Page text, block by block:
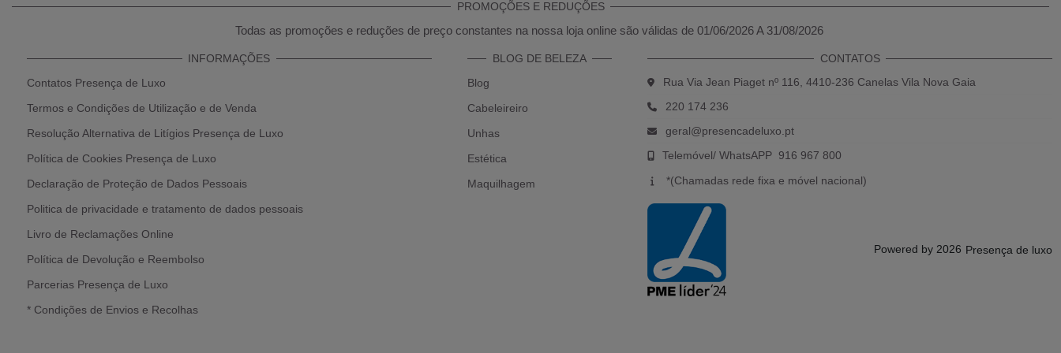
PROMOÇÕES E REDUÇÕES
Todas as promoções e reduções de preço constantes na nossa loja online são válidas de 01/06/2026 A 31/08/2026
INFORMAÇÕES
Contatos Presença de Luxo
Termos e Condições de Utilização e de Venda
Resolução Alternativa de Litígios Presença de Luxo
Política de Cookies Presença de Luxo
Declaração de Proteção de Dados Pessoais
Politica de privacidade e tratamento de dados pessoais
Livro de Reclamações Online
Política de Devolução e Reembolso
Parcerias Presença de Luxo
* Condições de Envios e Recolhas
BLOG DE BELEZA
Blog
Cabeleireiro
Unhas
Estética
Maquilhagem
CONTATOS
Rua Via Jean Piaget nº 116, 4410-236 Canelas Vila Nova Gaia
220 174 236
geral@presencadeluxo.pt
Telemóvel/ WhatsAPP 916 967 800
*(Chamadas rede fixa e móvel nacional)
Powered by 2026 Presença de luxo